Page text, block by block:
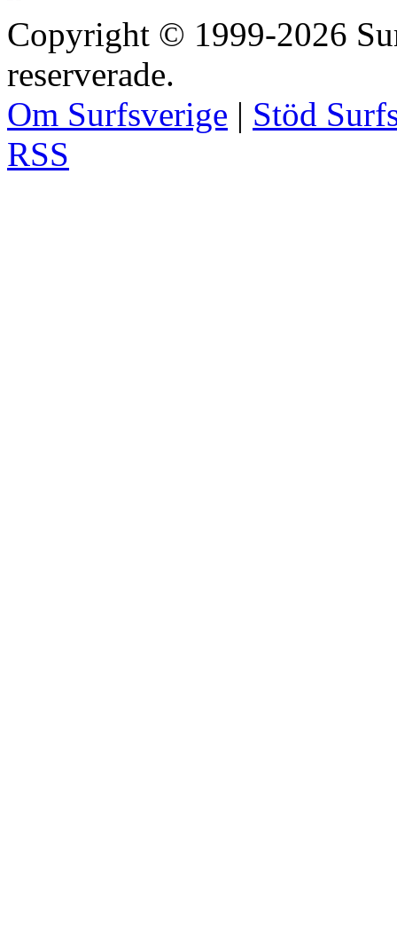
Copyright © 1999-2026
reserverade.
Om Surfsverige | Stöd
RSS